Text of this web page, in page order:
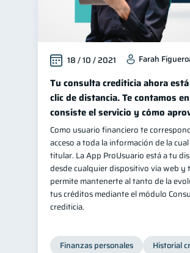
18 / 10 / 2021 Farah
Tu consulta crediticia ahora
clic de distancia. Te contamos
consiste el servicio y cómo
Como usuario financiero te
acceso a toda la información de la
titular. La App ProUsuario está a tu
desde cualquier dispositivo vía web y
permite mantenerte al tanto de la
tus créditos mediante el módulo
crediticia.
Finanzas personales Historial